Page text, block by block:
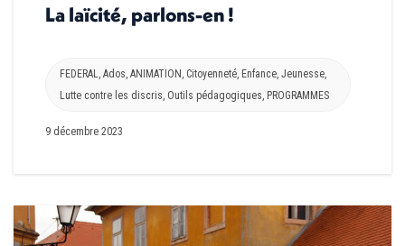
La laïcité, parlons-en !
FEDERAL Ados ANIMATION Citoyenneté Enfance Jeunesse
Lutte contre les discris Outils pédagogiques PROGRAMMES
9 décembre 2023